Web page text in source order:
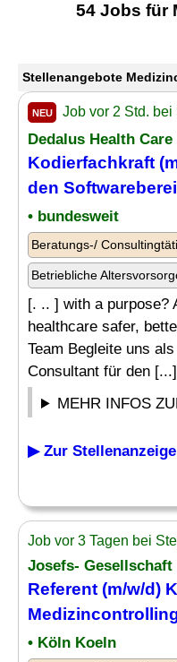
54 Jobs für
Stellenangebote
NEU Job vor 2 Std.
Dedalus Health Care
Kodierfachkraft
den
• bundesweit
Beratungs-/
Betriebliche
[. .. ] with a purpose?
healthcare safer,
Team Begleite uns
Consultant für den [...]
MEHR INFOS
▶ Zur Stellenanzeige
Job vor 3 Tagen bei
Josefs- Gesellschaft
Referent (m/w/d)
• Köln Koeln